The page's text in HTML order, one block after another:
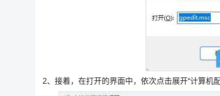
2、接着，在打开的界面中，依次点击展开“计算机